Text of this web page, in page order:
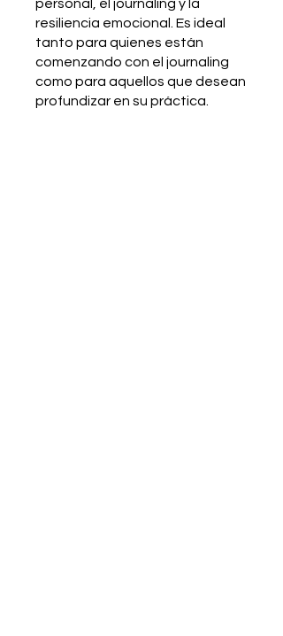
personal, el journaling y la
resiliencia emocional. Es ideal
tanto para quienes están
comenzando con el journaling
como para aquellos que desean
profundizar en su práctica.